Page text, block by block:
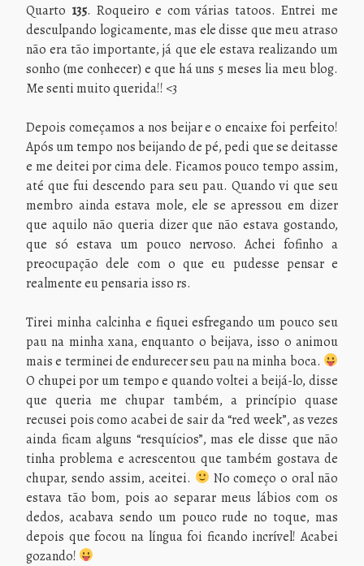
Quarto 135. Roqueiro e com várias tatoos. Entrei me
desculpando logicamente, mas ele disse que meu atraso
não era tão importante, já que ele estava realizando um
sonho (me conhecer) e que há uns 5 meses lia meu blog.
Me senti muito querida!! <3
Depois começamos a nos beijar e o encaixe foi perfeito!
Após um tempo nos beijando de pé, pedi que se deitasse
e me deitei por cima dele. Ficamos pouco tempo assim,
até que fui descendo para seu pau. Quando vi que seu
membro ainda estava mole, ele se apressou em dizer
que aquilo não queria dizer que não estava gostando,
que só estava um pouco nervoso. Achei fofinho a
preocupação dele com o que eu pudesse pensar e
realmente eu pensaria isso rs.
Tirei minha calcinha e fiquei esfregando um pouco seu
pau na minha xana, enquanto o beijava, isso o animou
mais e terminei de endurecer seu pau na minha boca.
O chupei por um tempo e quando voltei a beijá-lo, disse
que queria me chupar também, a princípio quase
recusei pois como acabei de sair da “red week”, as vezes
ainda ficam alguns “resquícios”, mas ele disse que não
tinha problema e acrescentou que também gostava de
chupar, sendo assim, aceitei.
No começo o oral não
estava tão bom, pois ao separar meus lábios com os
dedos, acabava sendo um pouco rude no toque, mas
depois que focou na língua foi ficando incrível! Acabei
gozando!